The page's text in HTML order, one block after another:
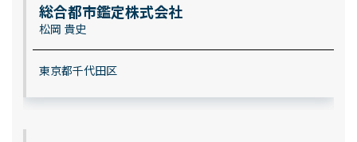
総合都市鑑定株式会社
松岡 貴史
東京都千代田区